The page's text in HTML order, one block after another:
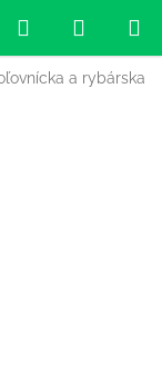
Hľadať
KOŠÍK
a rybárska